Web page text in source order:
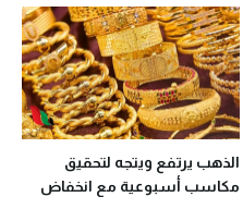
الذهب يرتفع ويتجه لتحقيق
مكاسب أسبوعية مع انخفاض